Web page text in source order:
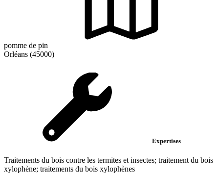
pomme de pin
Orléans (45000)
Expertises
Traitements du bois contre les termites et insectes; traitement du bois
xylophène; traitements du bois xylophènes